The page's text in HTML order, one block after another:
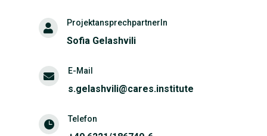
 ProjektansprechpartnerIn
Sofia Gelashvili
 E-Mail
s.gelashvili@cares.institute
 Telefon